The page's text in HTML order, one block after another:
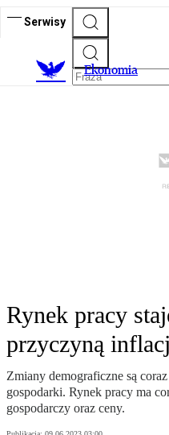
Serwisy
Ekonomia
Rynek pracy
przyczyną
Zmiany demograficzne są
gospodarki. Rynek pracy ma
gospodarczy oraz ceny.